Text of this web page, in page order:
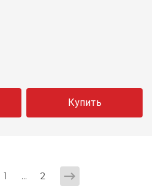
Купить
1 ... 2